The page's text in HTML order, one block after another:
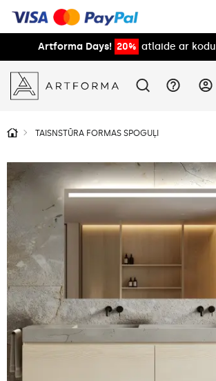
Artforma Days! 20% atlaide ar kodu
TAISNSTŪRA FORMAS SPOGUĻI